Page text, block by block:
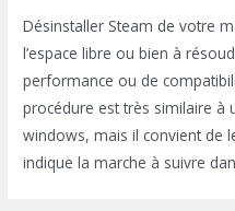
Désinstaller Steam de votre
l’espace libre ou bien à
performance ou de
procédure est très similaire à
windows, mais il convient de
indique la marche à suivre